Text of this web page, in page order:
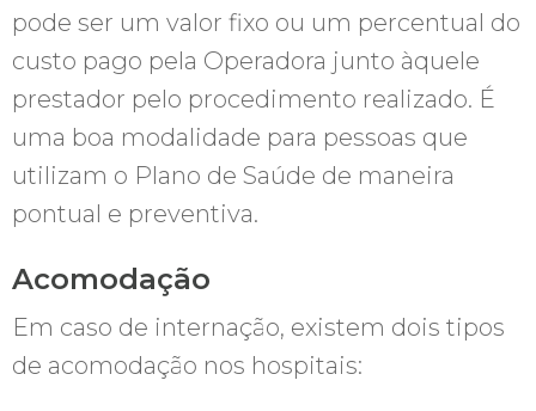
pode ser um valor fixo ou um percentual do
custo pago pela Operadora junto àquele
prestador pelo procedimento realizado. É
uma boa modalidade para pessoas que
utilizam o Plano de Saúde de maneira
pontual e preventiva.
Acomodação
Em caso de internação, existem dois tipos
de acomodação nos hospitais: